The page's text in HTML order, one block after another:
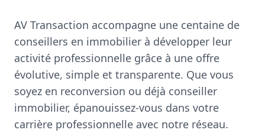
AV Transaction accompagne une centaine de
conseillers en immobilier à développer leur
activité professionnelle grâce à une offre
évolutive, simple et transparente. Que vous
soyez en reconversion ou déjà conseiller
immobilier, épanouissez-vous dans votre
carrière professionnelle avec notre réseau.